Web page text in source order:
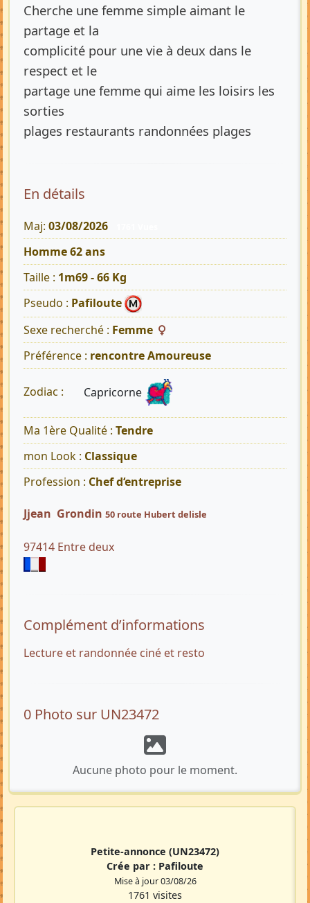
Cherche une femme simple aimant le
partage et la
complicité pour une vie à deux dans le
respect et le
partage une femme qui aime les loisirs les
sorties
plages restaurants randonnées plages
En détails
Maj: 03/08/2026
Homme 62 ans
Taille : 1m69 - 66 Kg
Pseudo : Pafiloute
Sexe recherché : Femme
Préférence : rencontre Amoureuse
Zodiac : Capricorne
Ma 1ère Qualité : Tendre
mon Look : Classique
Profession : Chef d‘entreprise
Jjean Grondin 50 route Hubert delisle
97414 Entre deux
Complément d’informations
Lecture et randonnée ciné et resto
0 Photo sur UN23472
Aucune photo pour le moment.
Petite-annonce (UN23472)
Crée par : Pafiloute
Mise à jour 03/08/26
1761 visites